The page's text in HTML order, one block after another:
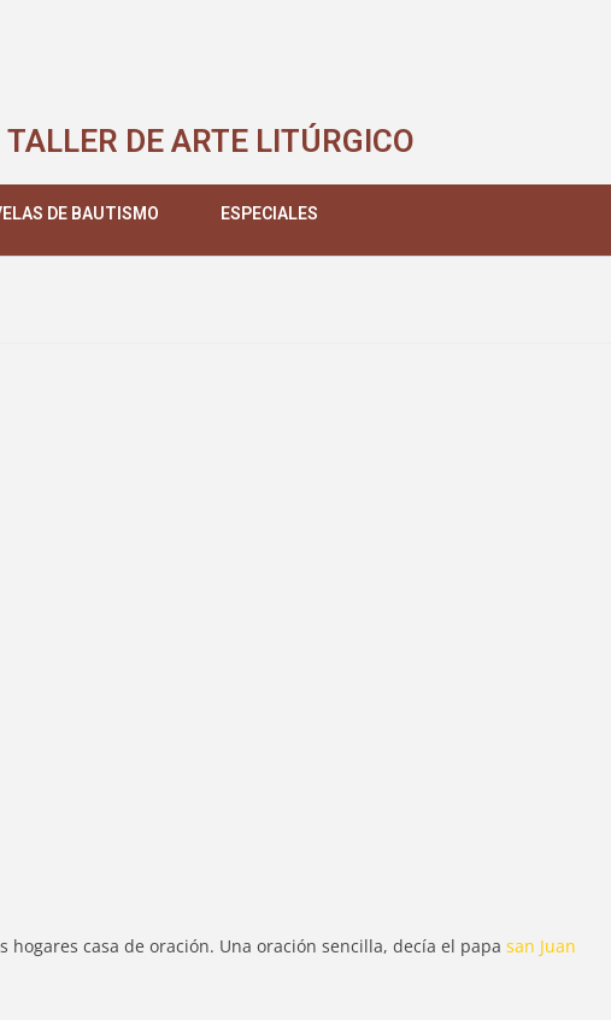
TALLER DE ARTE LITÚRGICO
DE BAUTISMO ESPECIALES
casa de oración. Una oración sencilla, decía el papa san Juan